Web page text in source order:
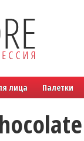
лица Палетки